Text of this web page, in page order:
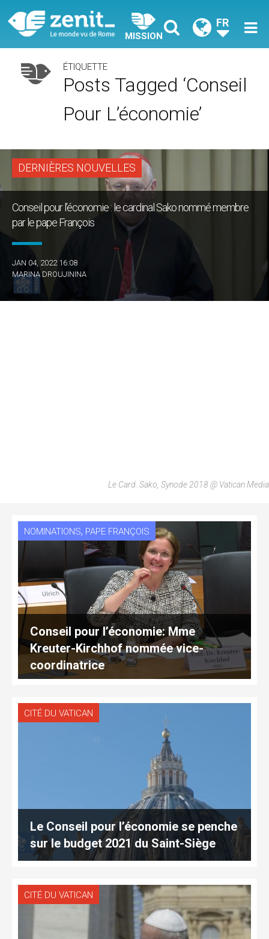
MISSION
FR
ÉTIQUETTE
Posts Tagged ‘Conseil
Pour L’économie’
DERNIÈRES NOUVELLES
Conseil pour l’économie : le cardinal Sako nommé membre
par le pape François
JAN 04, 2022 16:08
MARINA DROUJININA
Le Card. Sako, Synode 2018 @ Vatican Media
NOMINATIONS, PAPE FRANÇOIS
Conseil pour l’économie: Mme
Kreuter-Kirchhof nommée vice-
coordinatrice
CITÉ DU VATICAN
Le Conseil pour l’économie se penche
sur le budget 2021 du Saint-Siège
CITÉ DU VATICAN